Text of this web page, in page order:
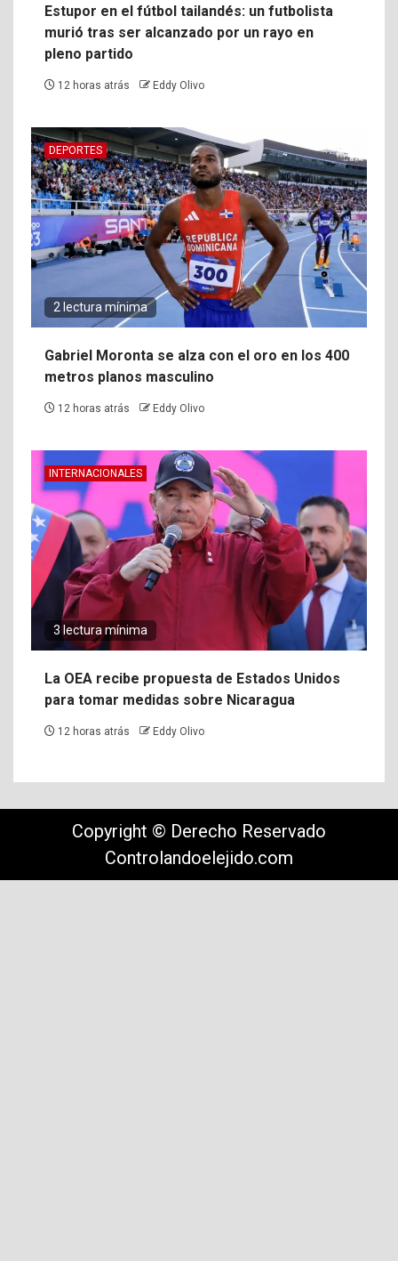
Estupor en el fútbol tailandés: un futbolista
murió tras ser alcanzado por un rayo en
pleno partido
12 horas atrás Eddy Olivo
DEPORTES
2 lectura mínima
Gabriel Moronta se alza con el oro en los 400
metros planos masculino
12 horas atrás Eddy Olivo
INTERNACIONALES
3 lectura mínima
La OEA recibe propuesta de Estados Unidos
para tomar medidas sobre Nicaragua
12 horas atrás Eddy Olivo
Copyright © Derecho Reservado
Controlandoelejido.com